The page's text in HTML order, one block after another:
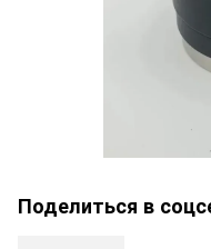
Поделиться в